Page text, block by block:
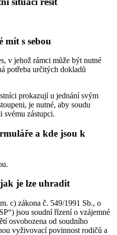
mít s sebou
v jehož rámci může být nutné
potřeba určitých dokladů
prokazují u jednání svým
je nutné, aby soudu
zástupci.
a kde jsou k
je lze uhradit
c) zákona č. 549/1991 Sb., o
jsou soudní řízení o vzájemné
osvobozena od soudního
vyživovací povinnost rodičů a